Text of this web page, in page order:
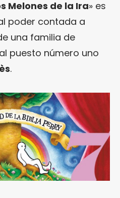
Melones de la Ira» es
poder contada a
una familia de
puesto número uno
.